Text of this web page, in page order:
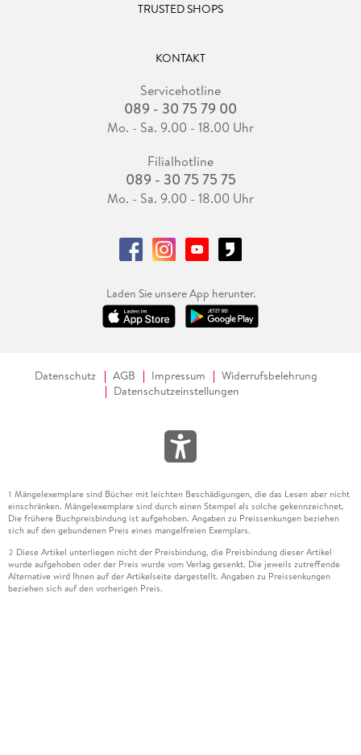
TRUSTED SHOPS
KONTAKT
Servicehotline
089 - 30 75 79 00
Mo. - Sa. 9.00 - 18.00 Uhr
Filialhotline
089 - 30 75 75 75
Mo. - Sa. 9.00 - 18.00 Uhr
Laden Sie unsere App herunter.
Datenschutz AGB Impressum
Widerrufsbelehrung
Datenschutzeinstellungen
1 Mängelexemplare sind Bücher mit leichten Beschädigungen, die das Lesen aber nicht
einschränken. Mängelexemplare sind durch einen Stempel als solche gekennzeichnet.
Die frühere Buchpreisbindung ist aufgehoben. Angaben zu Preissenkungen beziehen
sich auf den gebundenen Preis eines mangelfreien Exemplars.
2 Diese Artikel unterliegen nicht der Preisbindung, die Preisbindung dieser Artikel
wurde aufgehoben oder der Preis wurde vom Verlag gesenkt. Die jeweils zutreffende
Alternative wird Ihnen auf der Artikelseite dargestellt. Angaben zu Preissenkungen
beziehen sich auf den vorherigen Preis.